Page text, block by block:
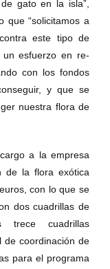
gato en la isla”,
que “solicitamos a
este tipo de
esfuerzo en re-
con los fondos
y que se
nuestra flora de
a la empresa
de la flora exótica
con lo que se
dos cuadrillas de
trece cuadrillas
de coordinación de
para el programa